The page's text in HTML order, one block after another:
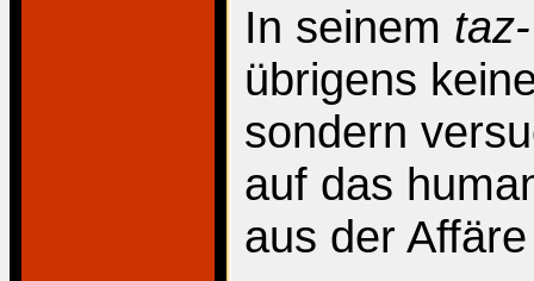
In seinem
übrigens
sondern
auf das
aus der